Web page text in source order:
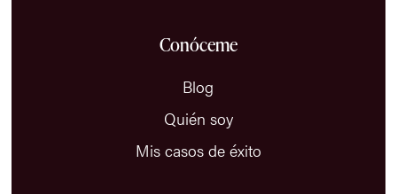
Conóceme
Blog
Quién soy
Mis casos de éxito